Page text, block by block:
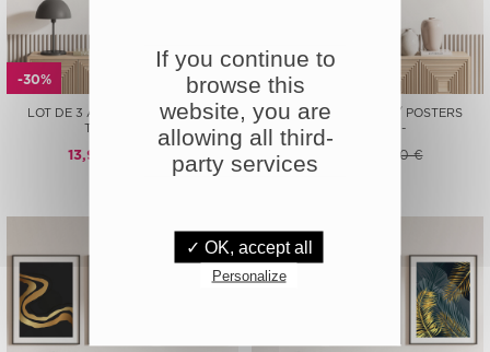
-30%
LOT DE 3 AFFICHES / POSTERS
TRIPTYQUE -
13,93 €
-30%
LOT DE 3 AFFICHES / POSTERS
TRIPTYQUE -
19,90 €
If you continue to
browse this
website, you are
allowing all third-
party services
✓ OK, accept all
Personalize